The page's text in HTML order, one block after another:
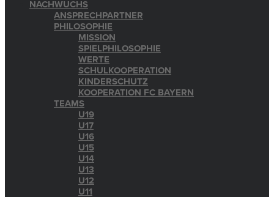
NACHWUCHS
ANSPRECHPARTNER
PHILOSOPHIE
MISSION
SPIELPHILOSOPHIE
WERTE
SCHULKOOPERATION
KINDERSCHUTZ
KOOPERATION FC BAYERN
TEAMS
U19
U17
U16
U15
U14
U13
U12
U11